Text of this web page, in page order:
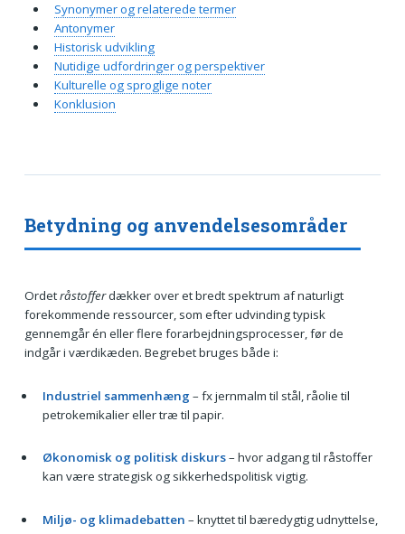
Betydning og anvendelsesområder
Ordetråstofferdækker over et bredt spektrum af naturligt
forekommende ressourcer, som efter udvinding typisk
gennemgår én eller flere forarbejdnings­processer, før de
indgår i værdikæden. Begrebet bruges både i:
Industriel sammenhæng – fx jernmalm til stål, råolie til
petrokemikalier eller træ til papir.
Økonomisk og politisk diskurs– hvor adgang til råstoffer
kan være strategisk og sikkerheds­politisk vigtig.
Miljø- og klimadebatten – knyttet til bæredygtig udnyttelse,
Synonymer og relaterede termer
Antonymer
Historisk udvikling
Nutidige udfordringer og perspektiver
Kulturelle og sproglige noter
Konklusion